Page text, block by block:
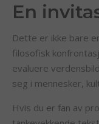
En
Dette er ikke bare
filosofisk
evaluere
seg i mennesker,
Hvis du er fan av